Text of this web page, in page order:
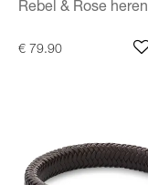
Brown RR-M0055-S
Rebel & Rose heren
€ 79.90